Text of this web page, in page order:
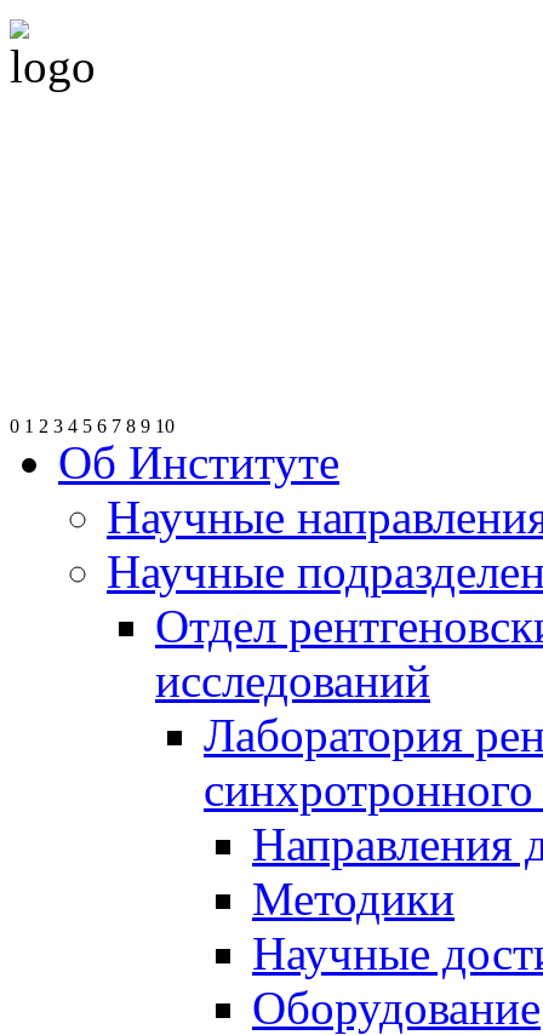
0 1 2 3 4 5 6 7 8 9 10
Об Институте
Научные
Научные
Отдел
исследований
Лаборатория
Направления
Методики
Научные
Оборудование